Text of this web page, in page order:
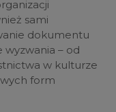
sami
dokumentu
wyzwania – od
w kulturze
form